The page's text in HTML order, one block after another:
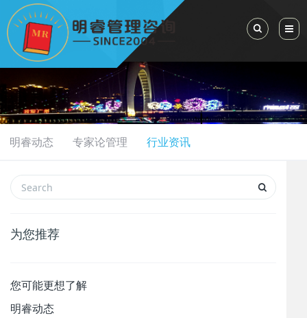
Toggle
明睿动态 专家论管理 行业资讯
为您推荐
您可能更想了解
明睿动态